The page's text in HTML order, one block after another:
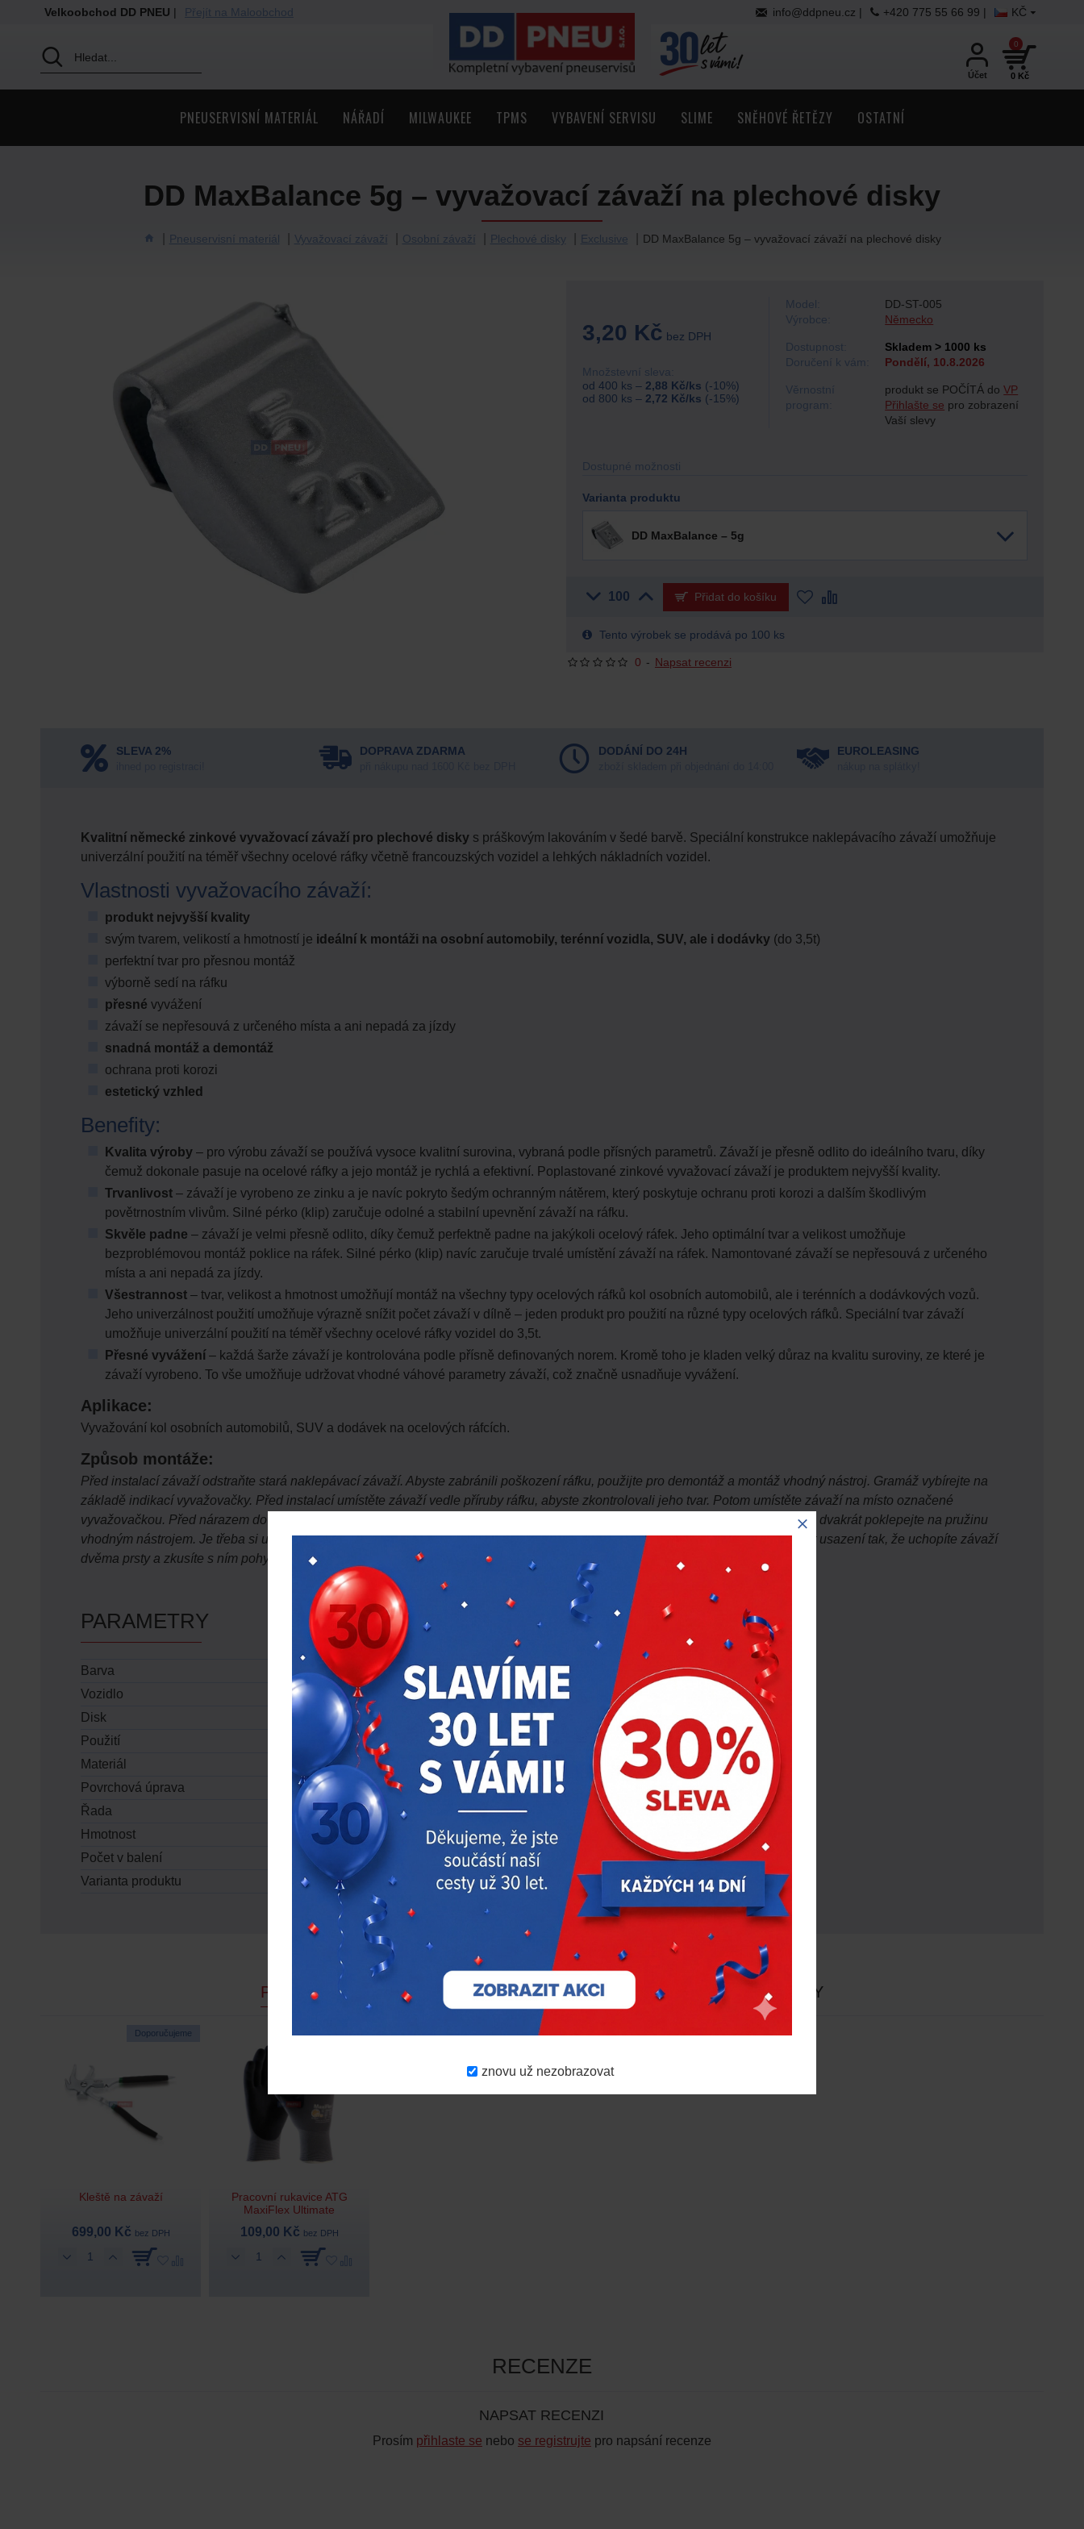
znovu už nezobrazovat
Velkoobchod DD PNEU | Přejít na Maloobchod KČ
info@ddpneu.cz | +420 775 55 66 99 |
Účet 0 Kč
0
PNEUSERVISNÍ MATERIÁL NÁŘADÍ MILWAUKEE TPMS VYBAVENÍ SERVISU SLIME SNĚHOVÉ ŘETĚZY OSTATNÍ
Pneuservisní materiál Vyvažovací závaží Osobní závaží Plechové disky Exclusive DD MaxBalance 5g – vyvažovací závaží na plechové disky
DD MaxBalance 5g – vyvažovací závaží na plechové disky
0 - Napsat recenzi
3,20 Kč bez DPH
Množstevní sleva:
od 400 ks – 2,88 Kč/ks (-10%)
od 800 ks – 2,72 Kč/ks (-15%)
Věrnostní
program:
produkt se POČÍTÁ doVP
Přihlašte se pro zobrazení
Vaší slevy
Dostupnost:
Skladem > 1000 ks
Doručení k vám:
Pondělí, 10.8.2026
Výrobce: Německo
Model: DD-ST-005
Dostupné možnosti
Varianta produktu
DD MaxBalance – 5g
Přidat do košíku
Tento výrobek se prodává po 100 ks
SLEVA 2% DOPRAVA ZDARMA DODÁNÍ DO 24H EUROLEASING
Kvalitní německé zinkové vyvažovací závaží pro plechové disky s práškovým lakováním v šedé barvě. Speciální konstrukce naklepávacího závaží umožňuje
univerzální použití na téměř všechny ocelové ráfky včetně francouzských vozidel a lehkých nákladních vozidel.
Vlastnosti vyvažovacího závaží:
produkt nejvyšší kvality
svým tvarem, velikostí a hmotností je ideální k montáži na osobní automobily, terénní vozidla, SUV, ale i dodávky (do 3,5t)
perfektní tvar pro přesnou montáž
výborně sedí na ráfku
přesné vyvážení
závaží se nepřesouvá z určeného místa a ani nepadá za jízdy
snadná montáž a demontáž
ochrana proti korozi
estetický vzhled
Benefity:
Kvalita výroby – pro výrobu závaží se používá vysoce kvalitní surovina, vybraná podle přísných parametrů. Závaží je přesně odlito do ideálního tvaru, díky
čemuž dokonale pasuje na ocelové ráfky a jejo montáž je rychlá a efektivní. Poplastované zinkové vyvažovací závaží je produktem nejvyšší kvality.
Trvanlivost – závaží je vyrobeno ze zinku a je navíc pokryto šedým ochranným nátěrem, který poskytuje ochranu proti korozi a dalším škodlivým
povětrnostním vlivům. Silné pérko (klip) zaručuje odolné a stabilní upevnění závaží na ráfku.
Skvěle padne – závaží je velmi přesně odlito, díky čemuž perfektně padne na jakýkoli ocelový ráfek. Jeho optimální tvar a velikost umožňuje
bezproblémovou montáž poklice na ráfek. Silné pérko (klip) navíc zaručuje trvalé umístění závaží na ráfek. Namontované závaží se nepřesouvá z určeného
místa a ani nepadá za jízdy.
Všestrannost – tvar, velikost a hmotnost umožňují montáž na všechny typy ocelových ráfků kol osobních automobilů, ale i terénních a dodávkových vozů.
Jeho univerzálnost použití umožňuje výrazně snížit počet závaží v dílně – jeden produkt pro použití na různé typy ocelových ráfků. Speciální tvar závaží
umožňuje univerzální použití na téměř všechny ocelové ráfky vozidel do 3,5t.
Přesné vyvážení – každá šarže závaží je kontrolována podle přísně definovaných norem. Kromě toho je kladen velký důraz na kvalitu suroviny, ze které je
závaží vyrobeno. To vše umožňuje udržovat vhodné váhové parametry závaží, což značně usnadňuje vyvážení.
Aplikace:
Vyvažování kol osobních automobilů, SUV a dodávek na ocelových ráfcích.
Způsob montáže:
Před instalací závaží odstraňte stará naklepávací závaží. Abyste zabránili poškození ráfku, použijte pro demontáž a montáž vhodný nástroj. Gramáž vybírejte na
základě indikací vyvažovačky. Před instalací umístěte závaží vedle příruby ráfku, abyste zkontrolovali jeho tvar. Potom umístěte závaží na místo označené
vyvažovačkou. Před nárazem do závaží se ujistěte, že pružina správně dosedá na přírubu ráfku. Jakmile je závaží na svém místě, dvakrát poklepejte na pružinu
vhodným nástrojem. Je třeba si uvědomit, že větší počet úderů může poškodit ochranný povlak závaží. Po instalaci je nutné ověřit usazení tak, že uchopíte závaží
dvěma prsty a zkusíte s ním pohybovat.
PARAMETRY
Barva
šedá
Vozidlo
osobní auto
Disk
plechový (bezdušový)
Použití
naklepávací
Materiál
Povrchová úprava
ano
Řada
exclusive
Hmotnost
Počet v balení
Varianta produktu
DD MaxBalance – 5g
PODOBNÉ PRODUKTY AKČNÍ NABÍDKA DOPORUČUJEME NOVINKY
Doporučujeme
Kleště na závaží
699,00 Kč bez DPH
Pracovní rukavice ATG
MaxiFlex Ultimate
109,00 Kč bez DPH
RECENZE
NAPSAT RECENZI
Prosím přihlaste se nebo se registrujte pro napsání recenze